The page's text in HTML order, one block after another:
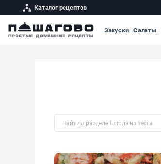
Каталог рецептов
Закуски Салаты